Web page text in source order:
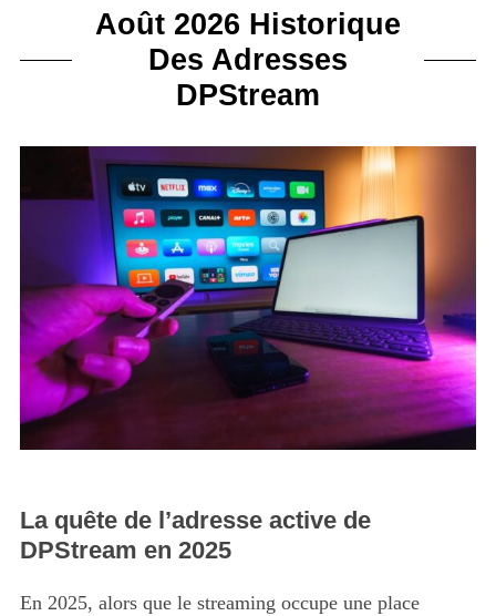
Août 2026 Historique
Des Adresses
DPStream
La quête de l’adresse active de
DPStream en 2025
En 2025, alors que le streaming occupe une place